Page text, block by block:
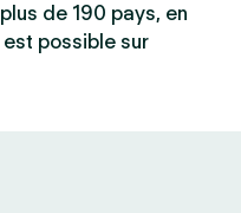
de 190 pays, en
possible sur